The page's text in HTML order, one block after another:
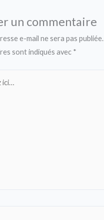
un commentaire
e-mail ne sera pas publiée.
sont indiqués avec *